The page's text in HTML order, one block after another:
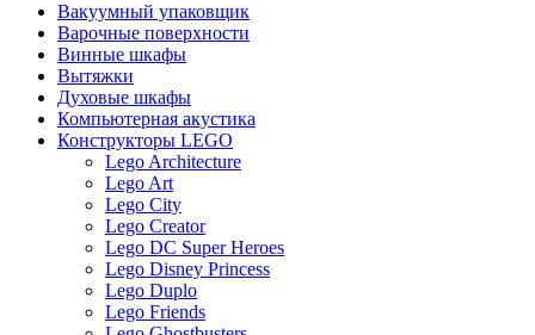
Вакуумный упаковщик
Варочные поверхности
Винные шкафы
Вытяжки
Духовые шкафы
Компьютерная акустика
Конструкторы LEGO
Lego Architecture
Lego Art
Lego City
Lego Creator
Lego DC Super Heroes
Lego Disney Princess
Lego Duplo
Lego Friends